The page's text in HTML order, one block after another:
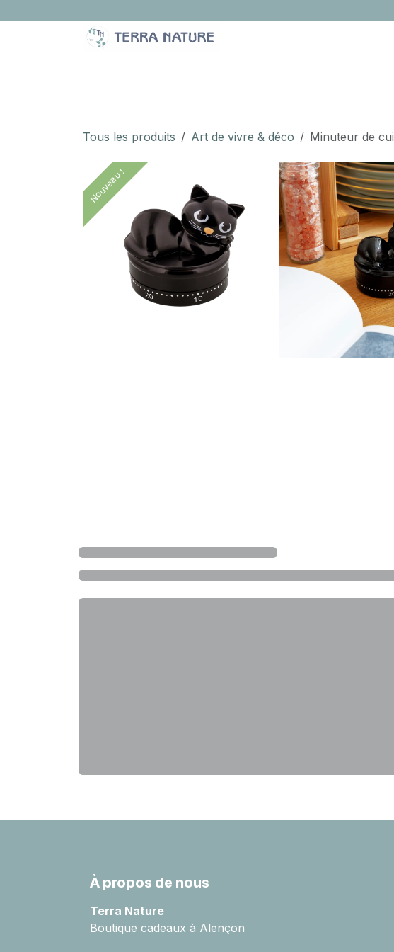
Tous les produits Art de vivre & déco Minuteur de
Nouveau !
Nouveau !
Nouveau !
À propos de nous
Terra Nature
Boutique cadeaux à Alençon